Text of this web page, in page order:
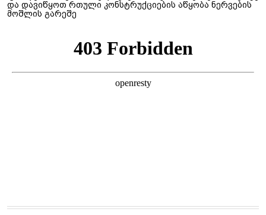
და დავიწყოთ რთული კონსტრუქციების აწყობა ნერვების
მოშლის გარეშე